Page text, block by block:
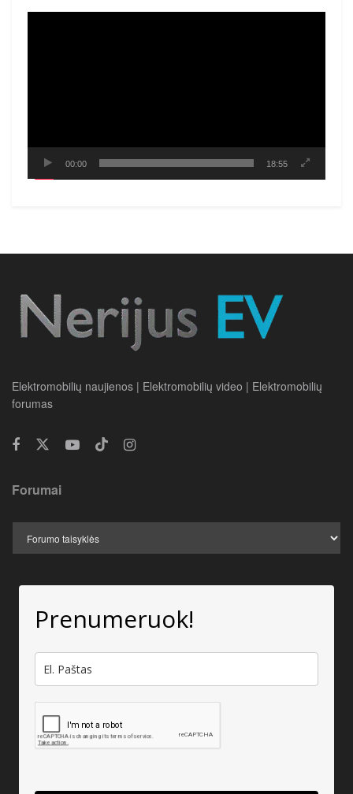
00:00 18:55
Elektromobilių naujienos | Elektromobilių video | Elektromobilių
forumas
Forumai
Prenumeruok!